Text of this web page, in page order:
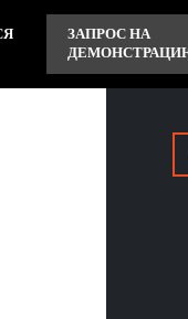
ЗАПРОС НА